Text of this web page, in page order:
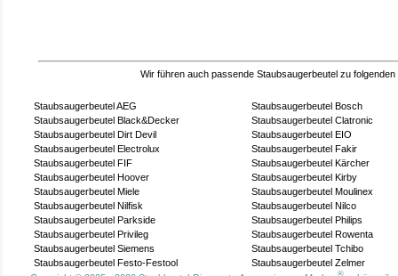
Wir führen auch passende Staubsaugerbeutel zu folgenden
Staubsaugerbeutel AEG
Staubsaugerbeutel Bosch
Staubsaugerbeutel Black&Decker
Staubsaugerbeutel Clatronic
Staubsaugerbeutel Dirt Devil
Staubsaugerbeutel EIO
Staubsaugerbeutel Electrolux
Staubsaugerbeutel Fakir
Staubsaugerbeutel FIF
Staubsaugerbeutel Kärcher
Staubsaugerbeutel Hoover
Staubsaugerbeutel Kirby
Staubsaugerbeutel Miele
Staubsaugerbeutel Moulinex
Staubsaugerbeutel Nilfisk
Staubsaugerbeutel Nilco
Staubsaugerbeutel Parkside
Staubsaugerbeutel Philips
Staubsaugerbeutel Privileg
Staubsaugerbeutel Rowenta
Staubsaugerbeutel Siemens
Staubsaugerbeutel Tchibo
Staubsaugerbeutel Festo-Festool
Staubsaugerbeutel Zelmer
®